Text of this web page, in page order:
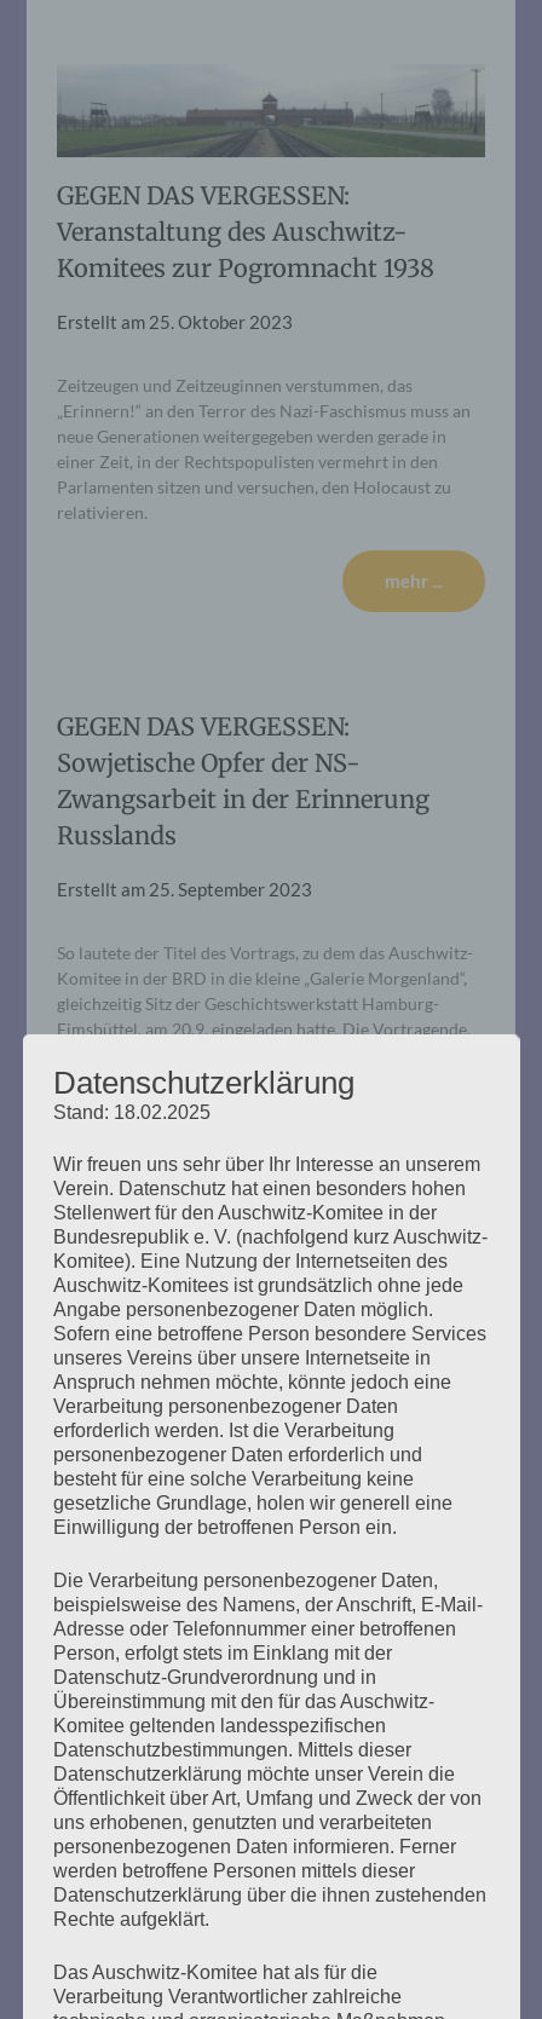
GEGEN DAS VERGESSEN:
Veranstaltung des Auschwitz-
Komitees zur Pogromnacht 1938
Erstellt am 25. Oktober 2023
Zeitzeugen und Zeitzeuginnen verstummen, das
„Erinnern!“ an den Terror des Nazi-Faschismus muss an
neue Generationen weitergegeben werden gerade in
einer Zeit, in der Rechtspopulisten vermehrt in den
Parlamenten sitzen und versuchen, den Holocaust zu
relativieren.
mehr ...
GEGEN DAS VERGESSEN:
Sowjetische Opfer der NS-
Zwangsarbeit in der Erinnerung
Russlands
Erstellt am 25. September 2023
So lautete der Titel des Vortrags, zu dem das Auschwitz-
Komitee in der BRD in die kleine „Galerie Morgenland“,
gleichzeitig Sitz der Geschichtswerkstatt Hamburg-
Eimsbüttel, am 20.9. eingeladen hatte. Die Vortragende,
worden, diesen Vortrag zu halten. Die Veranstaltung war
tagespolitisch nicht aufgeladen. Ausgangspunkt ihrer
mehr ...
Wir trauern um Éva Fahidi (1925-
2023)
Erstellt am 14. September 2023
Wir müssen Abschied nehmen von unserer Freundin Éva
Fahidi, dieser außergewöhnlichen warmherzigen und
von 97 Jahren in Budapest.
mehr ...
Seitennummerierung
der
Beiträge
Zurück 6 Weiter
euch schuldig, wenn ihr nichts über diese Zeit
wissen wollt. Ihr müsst alles wissen, was damals
Datenschutzerklärung
Stand: 18.02.2025
Wir freuen uns sehr über Ihr Interesse an unserem
Verein. Datenschutz hat einen besonders hohen
Stellenwert für den Auschwitz-Komitee in der
Bundesrepublik e. V. (nachfolgend kurz Auschwitz-
Komitee). Eine Nutzung der Internetseiten des
Auschwitz-Komitees ist grundsätzlich ohne jede
Angabe personenbezogener Daten möglich.
Sofern eine betroffene Person besondere Services
unseres Vereins über unsere Internetseite in
Anspruch nehmen möchte, könnte jedoch eine
Verarbeitung personenbezogener Daten
erforderlich werden. Ist die Verarbeitung
personenbezogener Daten erforderlich und
besteht für eine solche Verarbeitung keine
gesetzliche Grundlage, holen wir generell eine
Einwilligung der betroffenen Person ein.
Die Verarbeitung personenbezogener Daten,
beispielsweise des Namens, der Anschrift, E-Mail-
Adresse oder Telefonnummer einer betroffenen
Person, erfolgt stets im Einklang mit der
Datenschutz-Grundverordnung und in
Übereinstimmung mit den für das Auschwitz-
Komitee geltenden landesspezifischen
Datenschutzbestimmungen. Mittels dieser
Datenschutzerklärung möchte unser Verein die
Öffentlichkeit über Art, Umfang und Zweck der von
uns erhobenen, genutzten und verarbeiteten
personenbezogenen Daten informieren. Ferner
werden betroffene Personen mittels dieser
Datenschutzerklärung über die ihnen zustehenden
Rechte aufgeklärt.
Das Auschwitz-Komitee hat als für die
Verarbeitung Verantwortlicher zahlreiche